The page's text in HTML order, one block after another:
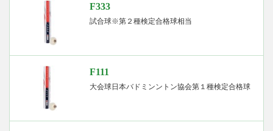
F333
試合球※第２種検定合格球相当
F111
大会球日本バドミンントン協会第１種検定合格球